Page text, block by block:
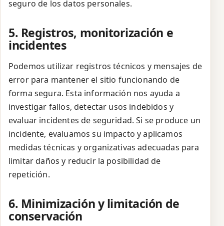
seguro de los datos personales.
5. Registros, monitorización e
incidentes
Podemos utilizar registros técnicos y mensajes de
error para mantener el sitio funcionando de
forma segura. Esta información nos ayuda a
investigar fallos, detectar usos indebidos y
evaluar incidentes de seguridad. Si se produce un
incidente, evaluamos su impacto y aplicamos
medidas técnicas y organizativas adecuadas para
limitar daños y reducir la posibilidad de
repetición.
6. Minimización y limitación de
conservación